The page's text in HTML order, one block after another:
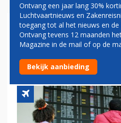
STAKINGEN
BRUSSELS
AL 14 MILJOEN
Ontvang een jaar lang 30%
Luchtvaartnieuws en
toegang tot al het nieuws en de
Ontvang tevens 12 maanden
Magazine in de mail of op de
Bekijk aanbieding